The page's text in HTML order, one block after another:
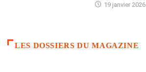
19 janvier 2026
LES DOSSIERS DU MAGAZINE